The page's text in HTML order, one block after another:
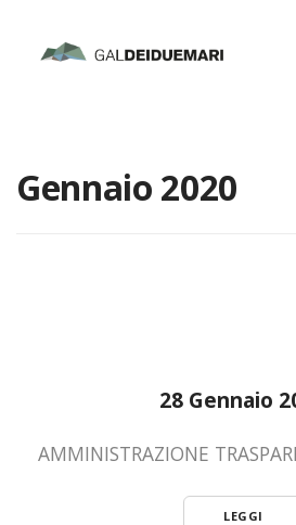
Gennaio 2020
28 Gennaio
AMMINISTRAZIONE
LEGGI